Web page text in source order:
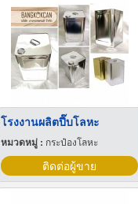
โรงงานผลิตปี๊บโลหะ
หมวดหมู่ : กระป๋องโลหะ
ติดต่อผู้ขาย